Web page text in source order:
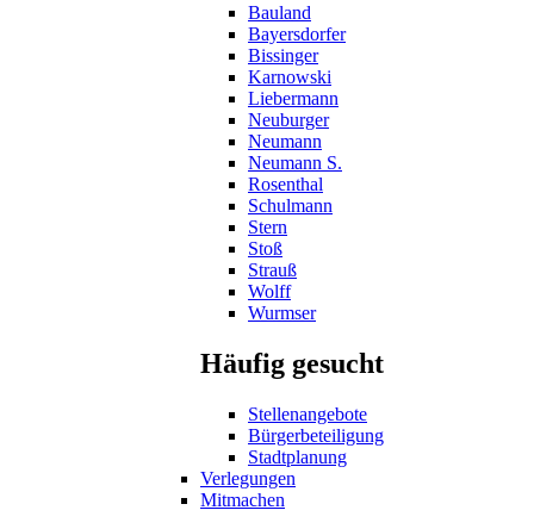
Bauland
Bayersdorfer
Bissinger
Karnowski
Liebermann
Neuburger
Neumann
Neumann S.
Rosenthal
Schulmann
Stern
Stoß
Strauß
Wolff
Wurmser
Häufig gesucht
Stellenangebote
Bürgerbeteiligung
Stadtplanung
Verlegungen
Mitmachen